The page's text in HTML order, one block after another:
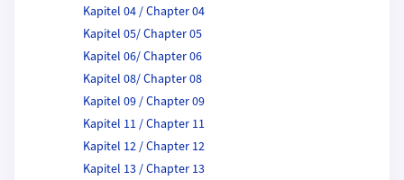
Kapitel 04 / Chapter 04
Kapitel 05/ Chapter 05
Kapitel 06/ Chapter 06
Kapitel 08/ Chapter 08
Kapitel 09 / Chapter 09
Kapitel 11 / Chapter 11
Kapitel 12 / Chapter 12
Kapitel 13 / Chapter 13